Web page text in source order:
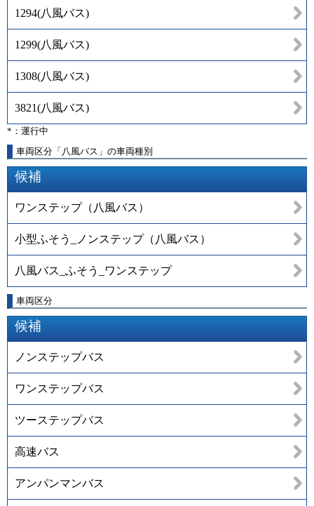
1294(八風バス)
1299(八風バス)
1308(八風バス)
3821(八風バス)
*：運行中
車両区分「八風バス」の車両種別
候補
ワンステップ（八風バス）
小型ふそう_ノンステップ（八風バス）
八風バス_ふそう_ワンステップ
車両区分
候補
ノンステップバス
ワンステップバス
ツーステップバス
高速バス
アンパンマンバス